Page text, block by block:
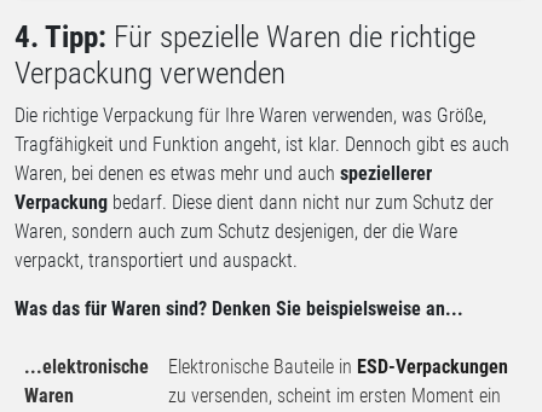
4. Tipp: Für spezielle Waren die richtige
Verpackung verwenden
Die richtige Verpackung für Ihre Waren verwenden, was Größe,
Tragfähigkeit und Funktion angeht, ist klar. Dennoch gibt es auch
Waren, bei denen es etwas mehr und auch speziellerer
Verpackung bedarf. Diese dient dann nicht nur zum Schutz der
Waren, sondern auch zum Schutz desjenigen, der die Ware
verpackt, transportiert und auspackt.
Was das für Waren sind? Denken Sie beispielsweise an...
...elektronische
Waren
Elektronische Bauteile in ESD-Verpackungen
zu versenden, scheint im ersten Moment ein